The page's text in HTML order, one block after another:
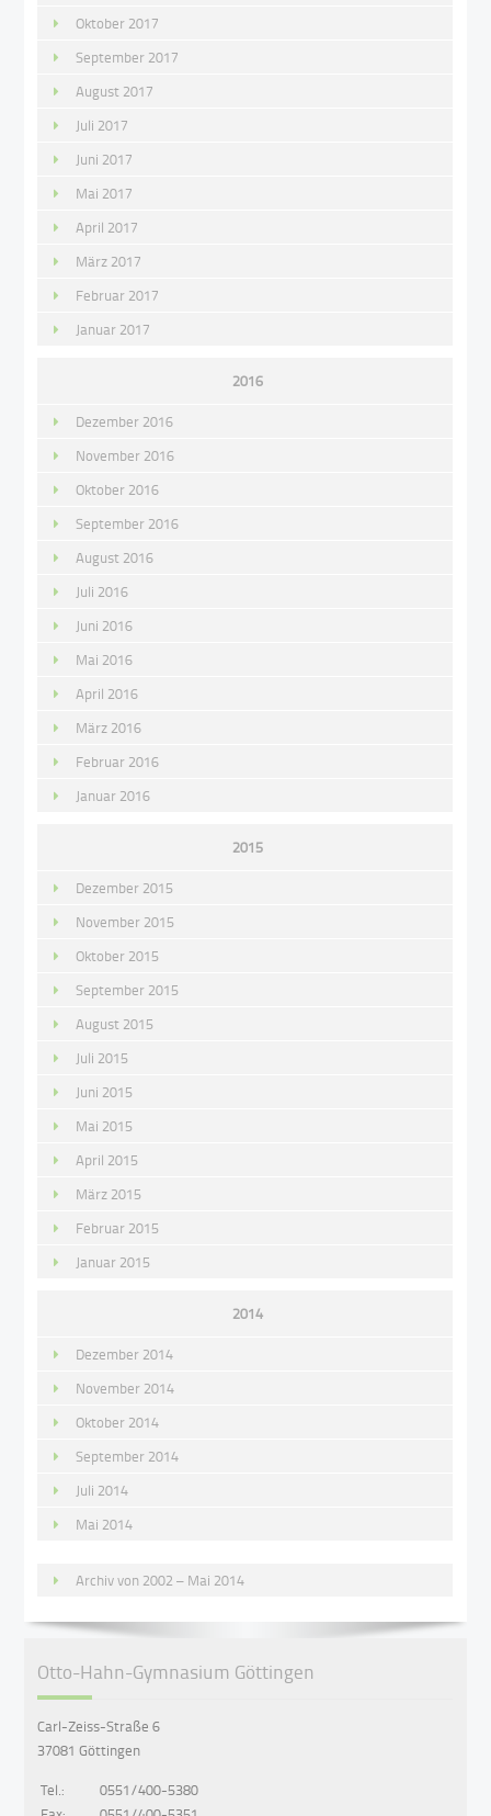
Oktober 2017
September 2017
August 2017
Juli 2017
Juni 2017
Mai 2017
April 2017
März 2017
Februar 2017
Januar 2017
2016
Dezember 2016
November 2016
Oktober 2016
September 2016
August 2016
Juli 2016
Juni 2016
Mai 2016
April 2016
März 2016
Februar 2016
Januar 2016
2015
Dezember 2015
November 2015
Oktober 2015
September 2015
August 2015
Juli 2015
Juni 2015
Mai 2015
April 2015
März 2015
Februar 2015
Januar 2015
2014
Dezember 2014
November 2014
Oktober 2014
September 2014
Juli 2014
Mai 2014
Archiv von 2002 – Mai 2014
Otto-Hahn-Gymnasium Göttingen
Carl-Zeiss-Straße 6
37081 Göttingen
Tel.:
0551/400-5380